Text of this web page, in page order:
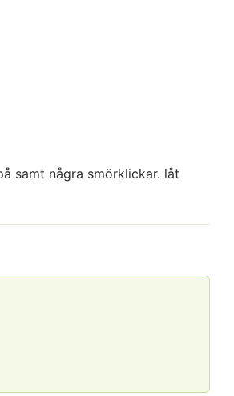
samt några smörklickar. låt